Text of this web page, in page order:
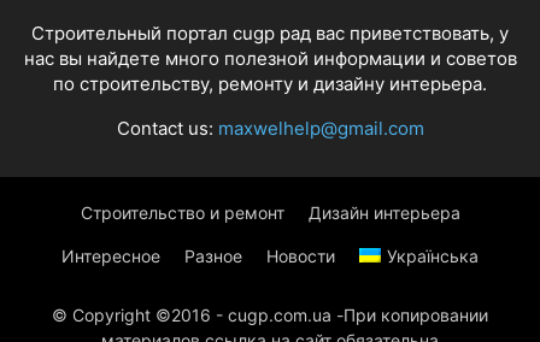
Строительный портал cugp рад вас приветствовать, у
нас вы найдете много полезной информации и советов
по строительству, ремонту и дизайну интерьера.
Contact us: maxwelhelp@gmail.com
Строительство и ремонт Дизайн интерьера
Интересное Разное Новости Українська
© Copyright ©2016 - cugp.com.ua -При копировании